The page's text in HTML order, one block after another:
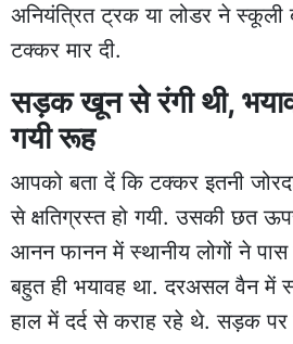
अनियंत्रित ट्रक या लोडर ने स्कूली
टक्कर मार दी.
सड़क खून से रंगी थी,
गयी रूह
आपको बता दें कि टक्कर इतनी
से क्षतिग्रस्त हो गयी. उसकी छत
आनन फानन में स्थानीय लोगों ने
बहुत ही भयावह था. दरअसल वैन में
हाल में दर्द से कराह रहे थे. सड़क